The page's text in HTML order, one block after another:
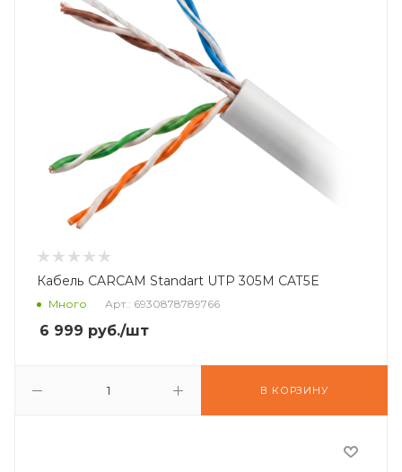
Кабель CARCAM Standart UTP 305M CAT5E
Много Арт.: 6930878789766
6 999 руб./шт
В КОРЗИНУ